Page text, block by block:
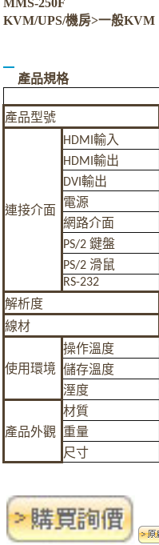
MMS-250F
KVM/UPS/機房>一般KVM
產品規格
產品型號
連接介面
HDMI 輸入
HDMI 輸出
DVI 輸出
電源
網路介面
PS/2 鍵盤
PS/2 滑鼠
RS-232
解析度
線材
使用環境
操作溫度
儲存溫度
溼度
產品外觀
材質
重量
尺寸